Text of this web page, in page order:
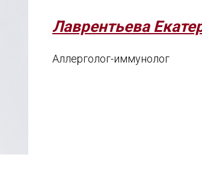
Лаврентьева
Аллерголог-иммунолог